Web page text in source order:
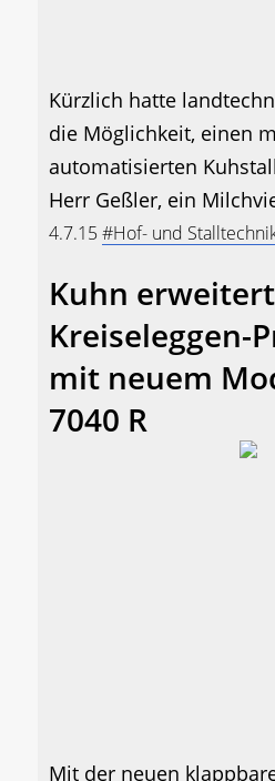
Kürzlich hatte
die Möglichkeit, einen
automatisierten
Herr Geßler, ein
4.7.15#Hof- und
Kuhn erweitert
Kreiseleggen-
mit neuem
7040 R
Mit der neuen